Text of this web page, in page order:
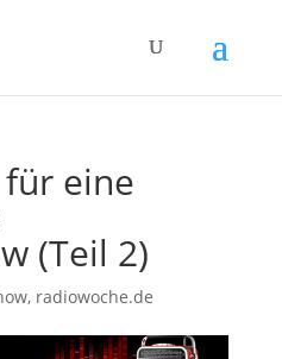
eine
(Teil 2)
, radiowoche.de